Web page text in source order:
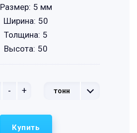
- + тонн
Размер: 5 мм
Ширина: 50
Толщина: 5
Высота: 50
Купить